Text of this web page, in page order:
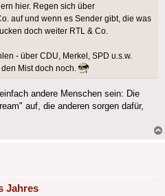
hier. Regen sich über
auf und wenn es Sender gibt, die was
doch weiter RTL & Co.
- über CDU, Merkel, SPD u.s.w.
Mist doch noch.
andere Menschen sein: Die
auf, die anderen sorgen dafür,
Jahres